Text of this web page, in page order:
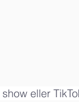
eller